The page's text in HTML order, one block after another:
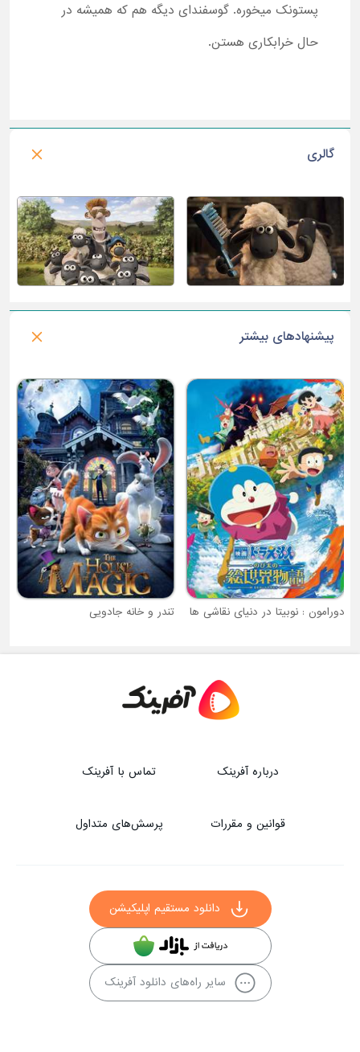
پستونک میخوره. گوسفندای دیگه هم که همیشه در
حال خرابکاری هستن.
گالری
پیشنهادهای بیشتر
دورامون : نوبیتا در دنیای نقاشی ها تندر و خانه جادویی
درباره آفرینک تماس با آفرینک
قوانین و مقررات پرسش‌های متداول
دانلود مستقیم اپلیکیشن
سایر راه‌های دانلود آفرینک